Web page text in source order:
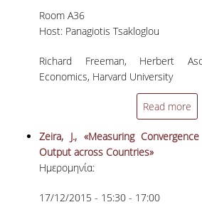
ΜΗΤΡΩΑ ΜΕΛΩΝ
ΥΠΟΨΗΦΙΟΙ ΦΟΙΤΗΤΕΣ
ΓΙΑΤΙ ΔΕΟΣ
ΔΙΕΠΙΣΤΗΜΟΝΙΚΟΤΗΤΑ
Room A36
Host: Panagiotis Tsakloglou
Richard Freeman, Herbert
Economics, Harvard University
Read more
Zeira, J., «Measuring
Output across Countries»
Ημερομηνία:
17/12/2015 - 15:30 - 17:00